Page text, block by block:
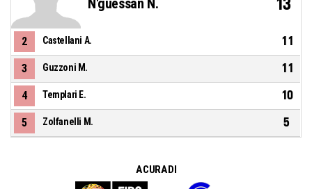
N'guessan N. 13
2 Castellani A. 11
3 Guzzoni M. 11
4 Templari E. 10
5 Zolfanelli M. 5
A CURA DI